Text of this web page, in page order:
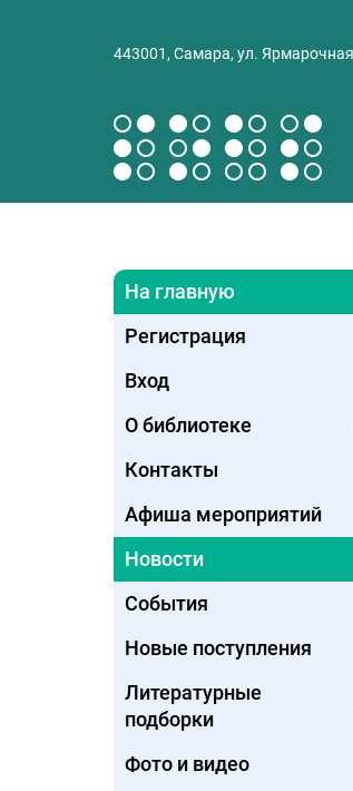
443001, Самара, ул.
На главную
Регистрация
Вход
О библиотеке
Контакты
Афиша мероприятий
Новости
События
Новые поступления
Литературные
подборки
Фото и видео